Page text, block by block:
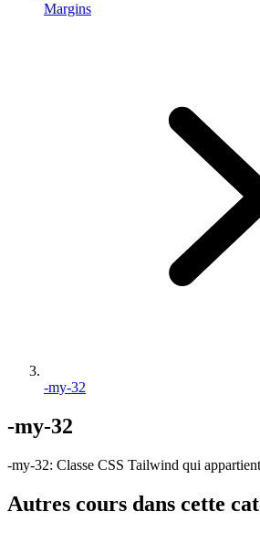
Margins
-my-32
-my-32
-my-32: Classe CSS Tailwind qui
Autres cours dans cette